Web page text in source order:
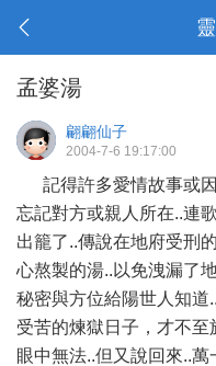
孟婆湯
翩翩仙子
2004-7-6 19:17:00
記得許多愛情故事或因
忘記對方或親人所在..連
出籠了..傳說在地府受刑
心熬製的湯..以免洩漏了
秘密與方位給陽世人知道
受苦的煉獄日子，才不至
眼中無法..但又說回來..